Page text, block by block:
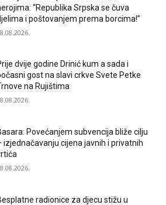
“Republika Srpska se čuva
i poštovanjem prema borcima!”
dvije godine Drinić kum a sada i
gost na slavi crkve Svete Petke
na Rujištima
Povećanjem subvencija bliže cilju
izjednačavanju cijena javnih i privatnih
radionice za djecu stižu u